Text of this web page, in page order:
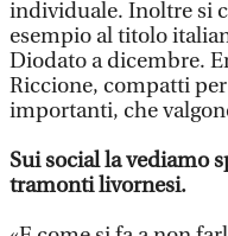
individuale. Inoltre si
esempio al titolo
Diodato a dicembre.
Riccione, compatti
importanti, che
Sui social la vediamo
tramonti livornesi.